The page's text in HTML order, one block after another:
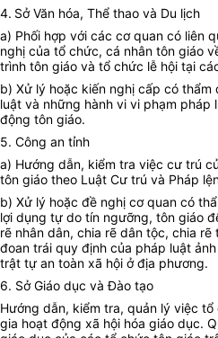
4. Sở Văn hóa, Thể thao và Du lịch
a) Phối hợp với các cơ quan có liên
nghị của tổ chức, cá nhân tôn giáo
trình tôn giáo và tổ chức lễ hội tại
b) Xử lý hoặc kiến nghị cấp có
luật và những hành vi vi phạm pháp
động tôn giáo.
5. Công an tỉnh
a) Hướng dẫn, kiểm tra việc cư trú
tôn giáo theo Luật Cư trú và Pháp
b) Xử lý hoặc đề nghị cơ quan có
lợi dụng tự do tín ngưỡng, tôn giáo
rẽ nhân dân, chia rẽ dân tộc, chia
đoan trái quy định của pháp luật
trật tự an toàn xã hội ở địa phương.
6. Sở Giáo dục và Đào tạo
Hướng dẫn, kiểm tra, quản lý việc
gia hoạt động xã hội hóa giáo dục.